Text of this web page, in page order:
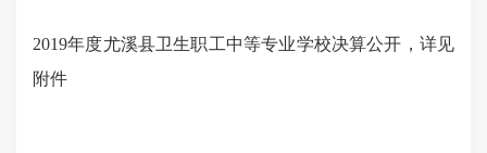
2019年度尤溪县卫生职工中等专业学校决算公开，详见
附件